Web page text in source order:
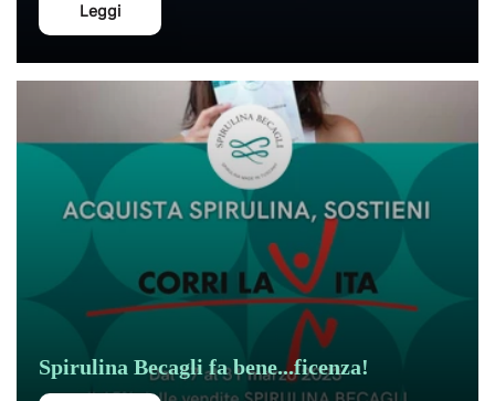
Leggi
Spirulina Becagli fa bene...ficenza!